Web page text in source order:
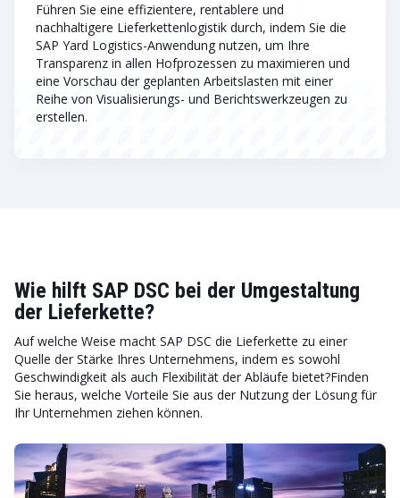
Führen Sie eine effizientere, rentablere und
nachhaltigere Lieferkettenlogistik durch, indem Sie die
SAP Yard Logistics-Anwendung nutzen, um Ihre
Transparenz in allen Hofprozessen zu maximieren und
eine Vorschau der geplanten Arbeitslasten mit einer
Reihe von Visualisierungs- und Berichtswerkzeugen zu
erstellen.
Wie hilft SAP DSC bei der Umgestaltung
der Lieferkette?
Auf welche Weise macht SAP DSC die Lieferkette zu einer
Quelle der Stärke Ihres Unternehmens, indem es sowohl
Geschwindigkeit als auch Flexibilität der Abläufe bietet?Finden
Sie heraus, welche Vorteile Sie aus der Nutzung der Lösung für
Ihr Unternehmen ziehen können.